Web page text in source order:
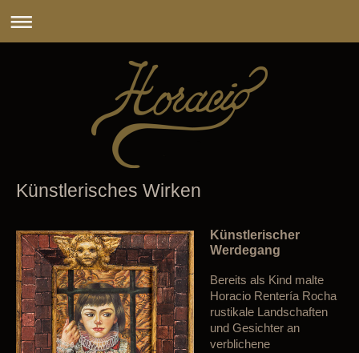
Künstlerisches Wirken
Künstlerischer
Werdegang
Bereits als Kind malte
Horacio Rentería Rocha
rustikale Landschaften
und Gesichter an
verblichene